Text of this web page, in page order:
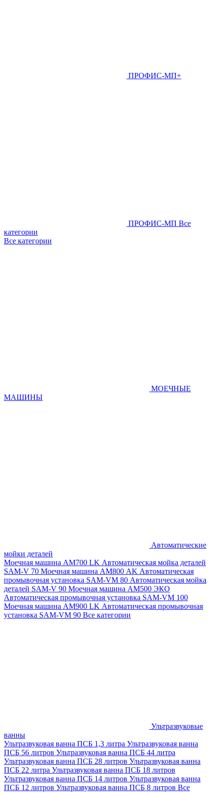
ПРОФИС-МП+
ПРОФИС-МП Все
категории
Все категории
МОЕЧНЫЕ
МАШИНЫ
Автоматические
мойки деталей
Моечная машина AM700 LK Автоматическая мойка деталей
SAM-V 70 Моечная машина АМ800 AK Автоматическая
промывочная установка SAM-VM 80 Автоматическая мойка
деталей SAM-V 90 Моечная машина АМ500 ЭКО
Автоматическая промывочная установка SAM-VM 100
Моечная машина AM900 LK Автоматическая промывочная
установка SAM-VM 90 Все категории
Ультразвуковые
ванны
Ультразвуковая ванна ПСБ 1,3 литра Ультразвуковая ванна
ПСБ 56 литров Ультразвуковая ванна ПСБ 44 литра
Ультразвуковая ванна ПСБ 28 литров Ультразвуковая ванна
ПСБ 22 литра Ультразвуковая ванна ПСБ 18 литров
Ультразвуковая ванна ПСБ 14 литров Ультразвуковая ванна
ПСБ 12 литров Ультразвуковая ванна ПСБ 8 литров Все